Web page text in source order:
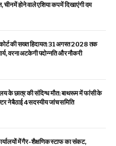
चीन में होने वाले एशिया कप में दिखाएंगी दम
की सख्त हिदायत: 31 अगस्त 2028 तक
वरना अटकेगी पदोन्नति और नौकरी
के छात्र की संदिग्ध मौत: बाथरूम में फांसी के
ने बैठाई 4 सदस्यीय जांच समिति
में गैर-शैक्षणिक स्टाफ का संकट,